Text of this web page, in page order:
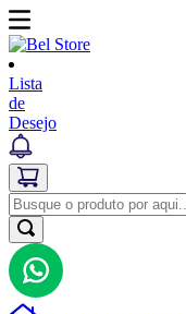
Lista
de
Desejo